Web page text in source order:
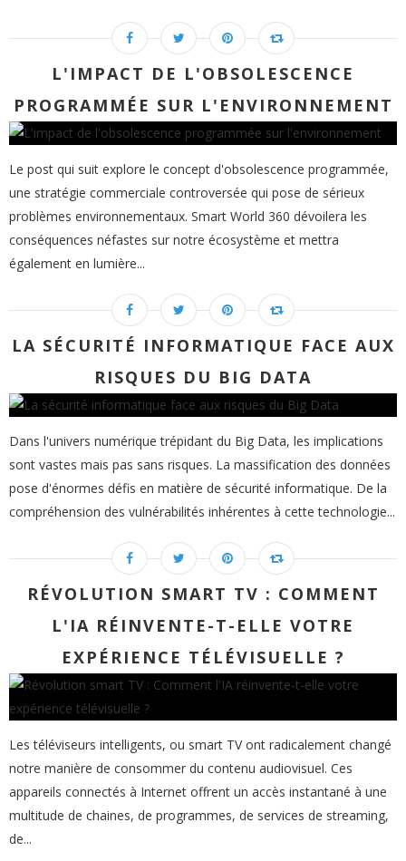
L'IMPACT DE L'OBSOLESCENCE
PROGRAMMÉE SUR L'ENVIRONNEMENT
Le post qui suit explore le concept d'obsolescence programmée,
une stratégie commerciale controversée qui pose de sérieux
problèmes environnementaux. Smart World 360 dévoilera les
conséquences néfastes sur notre écosystème et mettra
également en lumière...
LA SÉCURITÉ INFORMATIQUE FACE AUX
RISQUES DU BIG DATA
Dans l'univers numérique trépidant du Big Data, les implications
sont vastes mais pas sans risques. La massification des données
pose d'énormes défis en matière de sécurité informatique. De la
compréhension des vulnérabilités inhérentes à cette technologie...
RÉVOLUTION SMART TV : COMMENT
L'IA RÉINVENTE-T-ELLE VOTRE
EXPÉRIENCE TÉLÉVISUELLE ?
Les téléviseurs intelligents, ou smart TV ont radicalement changé
notre manière de consommer du contenu audiovisuel. Ces
appareils connectés à Internet offrent un accès instantané à une
multitude de chaines, de programmes, de services de streaming,
de...